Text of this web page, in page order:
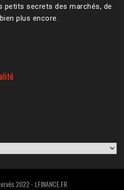
petits secrets des marchés, de
plus encore.
2022 - LFINANCE.FR